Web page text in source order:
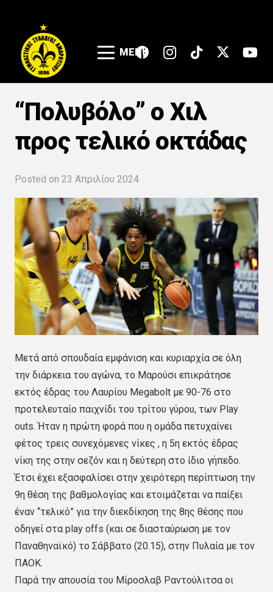
MENU
“Πολυβόλο” ο Χιλ
προς τελικό οκτάδας
Posted on 23 Απριλίου 2024
Μετά από σπουδαία εμφάνιση και κυριαρχία σε όλη
την διάρκεια του αγώνα, το Μαρούσι επικράτησε
εκτός έδρας του Λαυρίου Megabolt με 90-76 στο
προτελευταίο παιχνίδι του τρίτου γύρου, των Play
outs. Ήταν η πρώτη φορά που η ομάδα πετυχαίνει
φέτος τρεις συνεχόμενες νίκες , η 5η εκτός έδρας
νίκη της στην σεζόν και η δεύτερη στο ίδιο γήπεδο.
Έτσι έχει εξασφαλίσει στην χειρότερη περίπτωση την
9η θέση της βαθμολογίας και ετοιμάζεται να παίξει
έναν “τελικό” για την διεκδίκηση της 8ης θέσης που
οδηγεί στα play offs (και σε διασταύρωση με τον
Παναθηναϊκό) το Σάββατο (20.15), στην Πυλαία με τον
ΠΑΟΚ.
Παρά την απουσία του Μίροσλαβ Ραντούλιτσα οι